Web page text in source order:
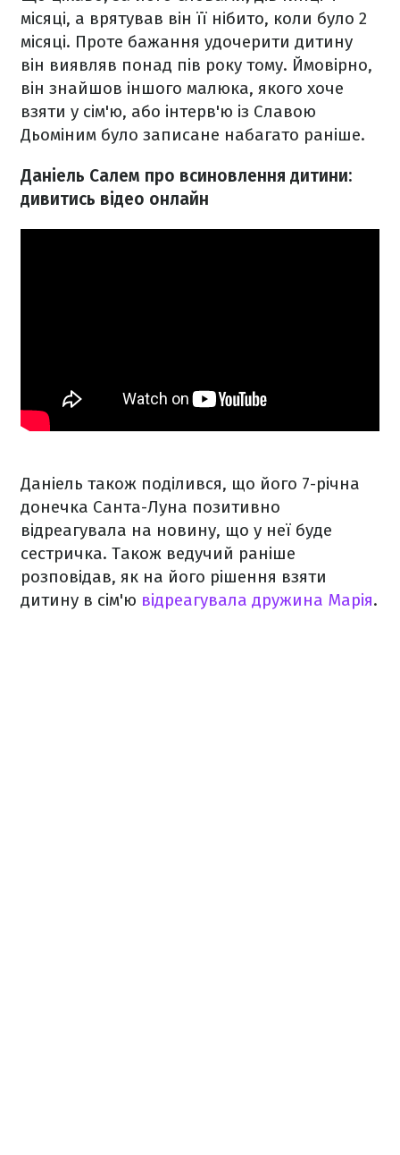
місяці, а врятував він її нібито, коли було 2
місяці. Проте бажання удочерити дитину
він виявляв понад пів року тому. Ймовірно,
він знайшов іншого малюка, якого хоче
взяти у сім'ю, або інтерв'ю із Славою
Дьоміним було записане набагато раніше.
Даніель Салем про всиновлення дитини:
дивитись відео онлайн
Даніель також поділився, що його 7-річна
донечка Санта-Луна позитивно
відреагувала на новину, що у неї буде
сестричка. Також ведучий раніше
розповідав, як на його рішення взяти
дитину в сім'ю відреагувала дружина Марія.